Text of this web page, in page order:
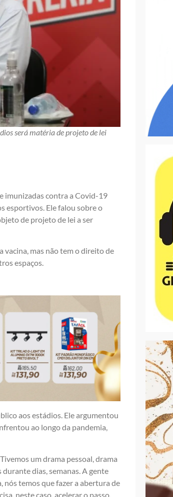
será matéria de projeto de lei
imunizadas contra a Covid-19
esportivos. Ele falou sobre o
de projeto de lei a ser
vacina, mas não tem o direito de
espaços.
aos estádios. Ele argumentou
ao longo da pandemia,
um drama pessoal, drama
dias, semanas. A gente
nós temos que fazer a abertura de
neste caso, acelerar o passo,